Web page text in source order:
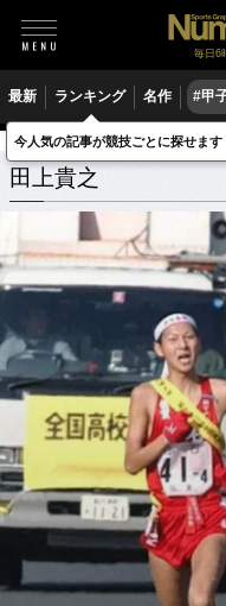
毎日6
最新 ランキング 名作 #甲
田上貴之 関連記事
田上貴之
今人気の記事が競技ごとに探せます